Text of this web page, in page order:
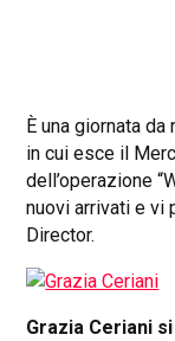
È una giornata
in cui esce il
dell’operazione
nuovi arrivati e vi
Director.
Grazia Ceriani